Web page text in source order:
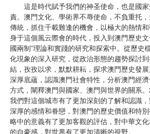
這是時代賦予我們的神圣使命，也是國家
責。澳門文化、學術界不辱使命，不負重托
傳統，抓住千載難逢的機會，以極大的熱情
身于這個風云際會的時代，投入到澳門歷史
國兩制”理論和實踐的研究和探索中。從歷史
化現象的深入研究，從政治形態的趨勢探討
結，孜孜以求，默默耕耘，探求澳門歷史發
深厚底蘊，認識澳門社會特性，分析澳門經
方式，闡釋澳門與國家、澳門與世界的關系
我們對這個城市有了更加深刻的了解和認識
深厚的感情和眷戀，對澳門的歷史價值和特
略中的意義有了更加客觀的評估，對中華文
的自豪感，對世界有了更加清晰的視野。